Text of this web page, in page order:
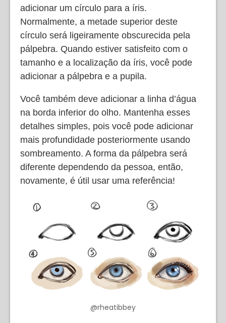
adicionar um círculo para a íris.
Normalmente, a metade superior deste
círculo será ligeiramente obscurecida pela
pálpebra. Quando estiver satisfeito com o
tamanho e a localização da íris, você pode
adicionar a pálpebra e a pupila.
Você também deve adicionar a linha d’água
na borda inferior do olho. Mantenha esses
detalhes simples, pois você pode adicionar
mais profundidade posteriormente usando
sombreamento. A forma da pálpebra será
diferente dependendo da pessoa, então,
novamente, é útil usar uma referência!
@rheatibbey